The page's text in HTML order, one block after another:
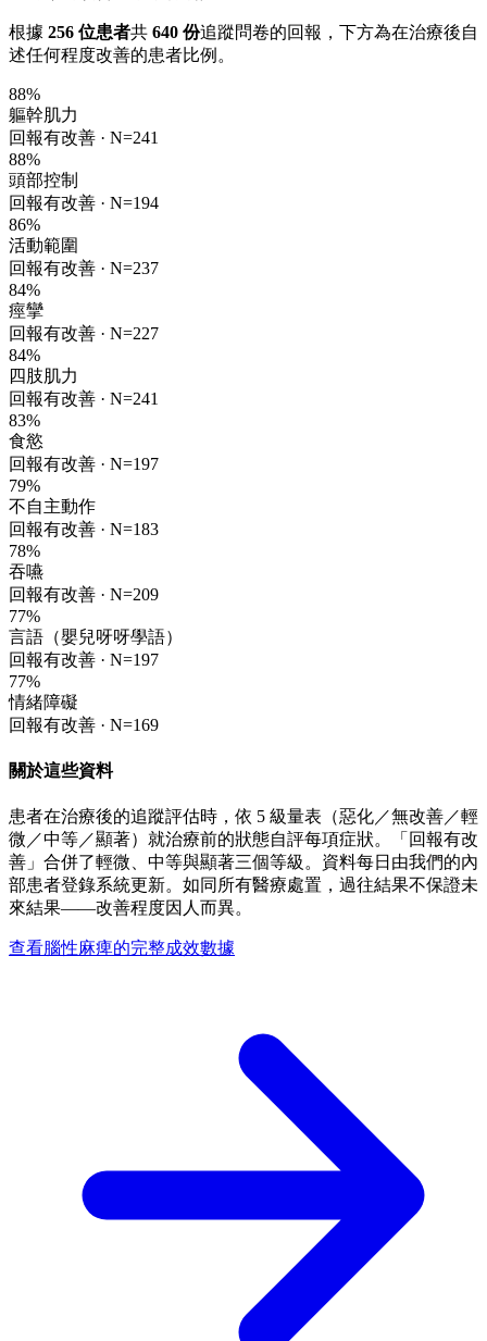
根據 256 位患者共 640 份追蹤問卷的回報，下方為在治療後自
述任何程度改善的患者比例。
88%
軀幹肌力
回報有改善 · N=241
88%
頭部控制
回報有改善 · N=194
86%
活動範圍
回報有改善 · N=237
84%
痙攣
回報有改善 · N=227
84%
四肢肌力
回報有改善 · N=241
83%
食慾
回報有改善 · N=197
79%
不自主動作
回報有改善 · N=183
78%
吞嚥
回報有改善 · N=209
77%
言語（嬰兒呀呀學語）
回報有改善 · N=197
77%
情緒障礙
回報有改善 · N=169
關於這些資料
患者在治療後的追蹤評估時，依 5 級量表（惡化／無改善／輕
微／中等／顯著）就治療前的狀態自評每項症狀。「回報有改
善」合併了輕微、中等與顯著三個等級。資料每日由我們的內
部患者登錄系統更新。如同所有醫療處置，過往結果不保證未
來結果——改善程度因人而異。
查看腦性麻痺的完整成效數據